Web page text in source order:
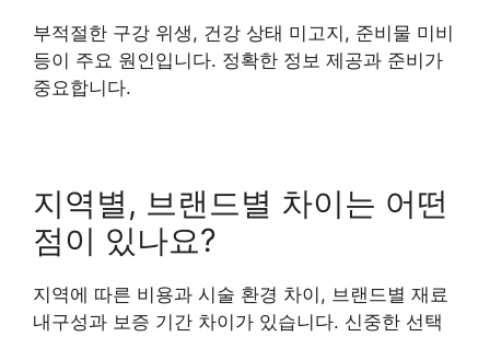
부적절한 구강 위생, 건강 상태 미고지, 준비물 미비
등이 주요 원인입니다. 정확한 정보 제공과 준비가
중요합니다.
지역별, 브랜드별 차이는 어떤
점이 있나요?
지역에 따른 비용과 시술 환경 차이, 브랜드별 재료
내구성과 보증 기간 차이가 있습니다. 신중한 선택